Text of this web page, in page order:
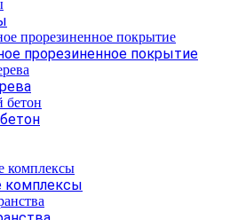
прорезиненное покрытие
комплексы